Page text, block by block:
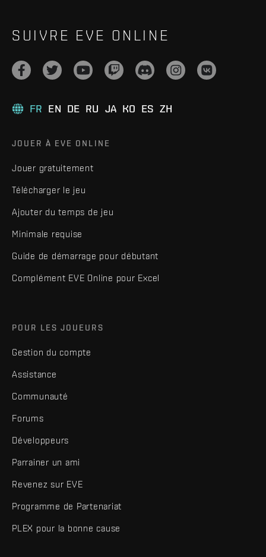
SUIVRE EVE ONLINE
FR EN DE RU JA KO ES ZH
JOUER À EVE ONLINE
Jouer gratuitement
Télécharger le jeu
Ajouter du temps de jeu
Minimale requise
Guide de démarrage pour débutant
Complément EVE Online pour Excel
POUR LES JOUEURS
Gestion du compte
Assistance
Communauté
Forums
Développeurs
Parrainer un ami
Revenez sur EVE
Programme de Partenariat
PLEX pour la bonne cause